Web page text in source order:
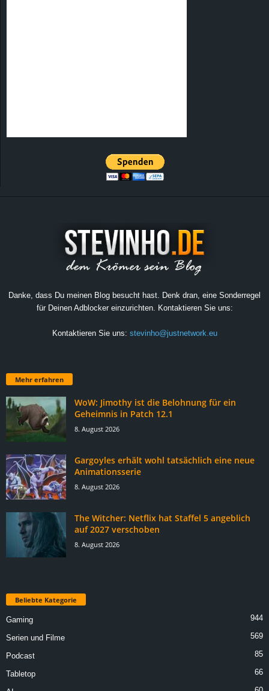
Danke, dass Du meinen Blog besucht hast. Denk dran, eine Sonderregel
für Deinen Adblocker einzurichten. Kontaktieren Sie uns:
Kontaktieren Sie uns: stevinho@justnetwork.eu
Mehr erfahren
WoW: Jimothy ist die Belohnung für ein
Geheimnis in Patch 12.1
8. August 2026
Gargoyles erhält wohl tatsächlich eine neue
Animationsserie
8. August 2026
The Witcher: Netflix hat Staffel 5 angeblich
auf 2027 verschoben
8. August 2026
Beliebte Kategorie
Gaming 944
Serien und Filme 569
Podcast 85
Tabletop 66